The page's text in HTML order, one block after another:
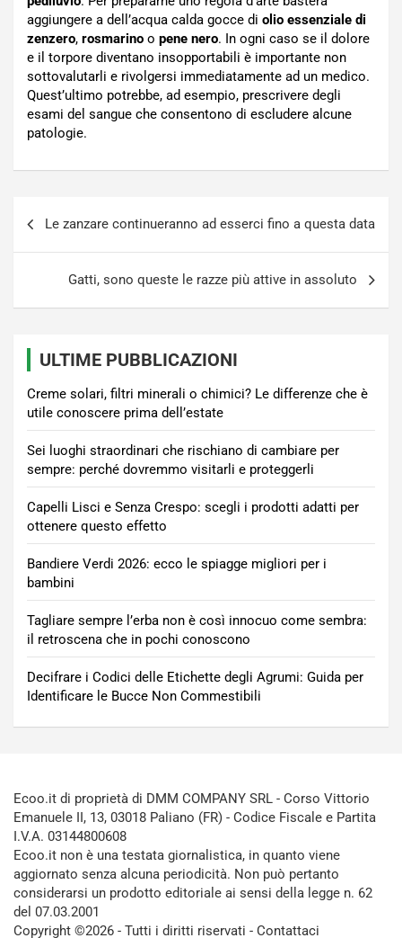
aggiungere a dell’acqua calda gocce di olio essenziale di
zenzero, rosmarino o pene nero. In ogni caso se il dolore
e il torpore diventano insopportabili è importante non
sottovalutarli e rivolgersi immediatamente ad un medico.
Quest’ultimo potrebbe, ad esempio, prescrivere degli
esami del sangue che consentono di escludere alcune
patologie.
Le zanzare continueranno ad esserci fino a questa data
Gatti, sono queste le razze più attive in assoluto
ULTIME PUBBLICAZIONI
Creme solari, filtri minerali o chimici? Le differenze che è
utile conoscere prima dell’estate
Sei luoghi straordinari che rischiano di cambiare per
sempre: perché dovremmo visitarli e proteggerli
Capelli Lisci e Senza Crespo: scegli i prodotti adatti per
ottenere questo effetto
Bandiere Verdi 2026: ecco le spiagge migliori per i
bambini
Tagliare sempre l’erba non è così innocuo come sembra:
il retroscena che in pochi conoscono
Decifrare i Codici delle Etichette degli Agrumi: Guida per
Identificare le Bucce Non Commestibili
Ecoo.it di proprietà di DMM COMPANY SRL - Corso Vittorio
Emanuele II, 13, 03018 Paliano (FR) - Codice Fiscale e Partita
I.V.A. 03144800608
Ecoo.it non è una testata giornalistica, in quanto viene
aggiornato senza alcuna periodicità. Non può pertanto
considerarsi un prodotto editoriale ai sensi della legge n. 62
del 07.03.2001
Copyright ©2026 - Tutti i diritti riservati - Contattaci